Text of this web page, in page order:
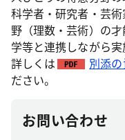
科学者・研究者・芸
野（理数・芸術）の
学等と連携しながら実
詳しくは
別添の
ださい。
お問い合わせ